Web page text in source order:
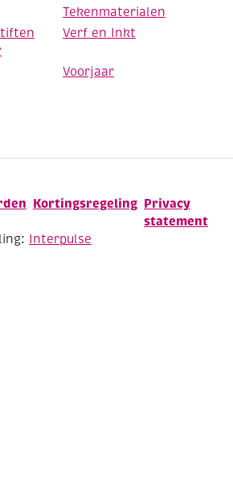
Tekenmaterialen
Verf en Inkt
Voorjaar
Kortingsregeling Privacy
statement
Interpulse